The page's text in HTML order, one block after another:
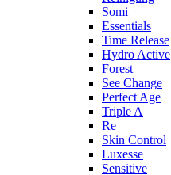
Somi
Essentials
Time Release
Hydro Active
Forest
See Change
Perfect Age
Triple A
Re
Skin Control
Luxesse
Sensitive